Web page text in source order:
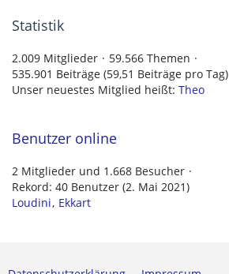
Statistik
2.009 Mitglieder
59.566 Themen
535.901 Beiträge (59,51 Beiträge pro Tag)
Unser neuestes Mitglied heißt: Theo
Benutzer online
2 Mitglieder und 1.668 Besucher
Rekord: 40 Benutzer (2. Mai 2021)
Loudini Ekkart